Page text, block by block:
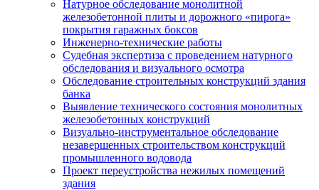
Натурное обследование монолитной
железобетонной плиты и дорожного «пирога»
покрытия гаражных боксов
Инженерно-технические работы
Судебная экспертиза с проведением натурного
обследования и визуального осмотра
Обследование строительных конструкций здания
банка
Выявление технического состояния монолитных
железобетонных конструкций
Визуально-инструментальное обследование
незавершенных строительством конструкций
промышленного водовода
Проект переустройства нежилых помещений
здания